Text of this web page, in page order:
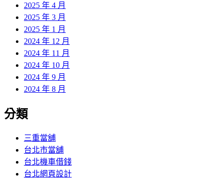
2025 年 4 月
2025 年 3 月
2025 年 1 月
2024 年 12 月
2024 年 11 月
2024 年 10 月
2024 年 9 月
2024 年 8 月
分類
三重當舖
台北市當舖
台北機車借錢
台北網頁設計